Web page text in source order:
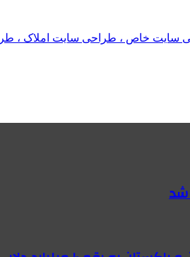
سایت خاص ، طراحی سایت املاک ،
شد